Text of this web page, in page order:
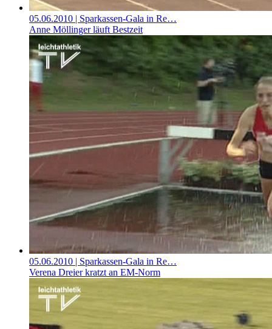
05.06.2010 | Sparkassen-Gala in Re…
Anne Möllinger läuft Bestzeit
05.06.2010 | Sparkassen-Gala in Re…
Verena Dreier kratzt an EM-Norm